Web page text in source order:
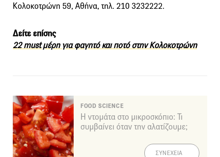
Κολοκοτρώνη 59, Αθήνα, τηλ. 210 3232222.
Δείτε επίσης
22 must μέρη για φαγητό και ποτό στην Κολοκοτρώνη
FOOD SCIENCE
Η ντομάτα στο μικροσκόπιο: Τι
συμβαίνει όταν την αλατίζουμε;
ΣΥΝΕΧΕΙΑ